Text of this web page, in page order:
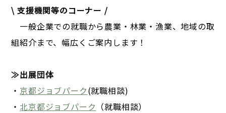
\ 支援機関等のコーナー /
一般企業での就職から農業・林業・漁業、地域の取
組紹介まで、幅広くご案内します！
≫出展団体
・京都ジョブパーク(就職相談)
・北京都ジョブパーク （就職相談）